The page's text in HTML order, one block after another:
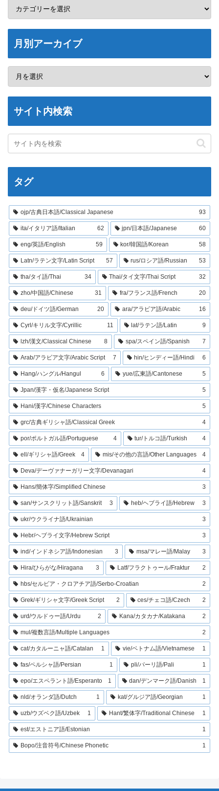
月別アーカイブ
サイト内検索
タグ
ojp/古典日本語/Classical Japanese 93
ita/イタリア語/Italian 62 jpn/日本語/Japanese 60
eng/英語/English 59 kor/韓国語/Korean 58
Latn/ラテン文字/Latin Script 57 rus/ロシア語/Russian 53
tha/タイ語/Thai 34 Thai/タイ文字/Thai Script 32
zho/中国語/Chinese 31 fra/フランス語/French 20
deu/ドイツ語/German 20 ara/アラビア語/Arabic 16
Cyrl/キリル文字/Cyrillic 11 lat/ラテン語/Latin 9
lzh/漢文/Classical Chinese 8 spa/スペイン語/Spanish 7
Arab/アラビア文字/Arabic Script 7 hin/ヒンディー語/Hindi 6
Hang/ハングル/Hangul 6 yue/広東語/Cantonese 5
Jpan/漢字・仮名/Japanese Script 5
Hani/漢字/Chinese Characters 5
grc/古典ギリシャ語/Classical Greek 4
por/ポルトガル語/Portuguese 4 tur/トルコ語/Turkish 4
ell/ギリシャ語/Greek 4 mis/その他の言語/Other Languages 4
Deva/デーヴァナーガリー文字/Devanagari 4
Hans/簡体字/Simplified Chinese 3
san/サンスクリット語/Sanskrit 3 heb/ヘブライ語/Hebrew 3
ukr/ウクライナ語/Ukrainian 3
Hebr/ヘブライ文字/Hebrew Script 3
ind/インドネシア語/Indonesian 3 msa/マレー語/Malay 3
Hira/ひらがな/Hiragana 3 Latf/フラクトゥール/Fraktur 2
hbs/セルビア・クロアチア語/Serbo-Croatian 2
Grek/ギリシャ文字/Greek Script 2 ces/チェコ語/Czech 2
urd/ウルドゥー語/Urdu 2 Kana/カタカナ/Katakana 2
mul/複数言語/Multiple Languages 2
cat/カタルーニャ語/Catalan 1 vie/ベトナム語/Vietnamese 1
fas/ペルシャ語/Persian 1 pli/パーリ語/Pali 1
epo/エスペラント語/Esperanto 1 dan/デンマーク語/Danish 1
nld/オランダ語/Dutch 1 kat/グルジア語/Georgian 1
uzb/ウズベク語/Uzbek 1 Hant/繁体字/Traditional Chinese 1
est/エストニア語/Estonian 1
Bopo/注音符号/Chinese Phonetic 1